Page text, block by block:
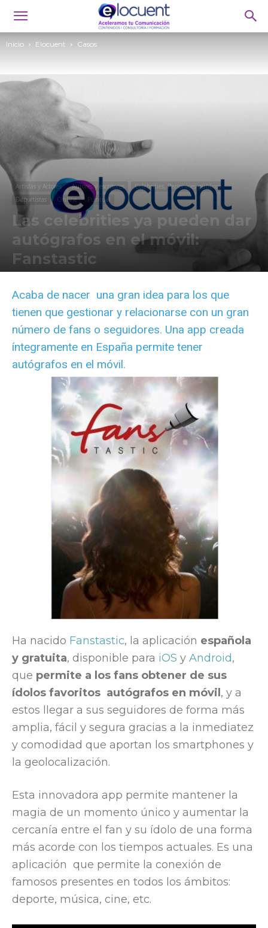
Inicio Elocuent Casos
Artistas y Actores Autores y escritores
Celebrities, Personajes públicos
Deportistas
Online Puntual
Las celebrities ya pueden dar
autógrafos en el móvil:
Fanstastic
Acaba de nacer una gran idea para los que
tienen que gestionar y relacionarse con un gran
número de fans o seguidores. Una app creada
íntegramente en España permite tener
autógrafos en el móvil.
Ha nacido Fanstastic, la aplicación española
y gratuita, disponible para iOS y Android,
que permite a los fans obtener de sus
ídolos favoritos autógrafos en móvil , y a
estos llegar a sus seguidores de forma más
amplia, fácil y segura gracias a la inmediatez
y comodidad que aportan los smartphones y
la geolocalización.
Esta innovadora app permite mantener la
magia de un momento único y aumentar la
cercanía entre el fan y su ídolo de una forma
más acorde con los tiempos actuales. Es una
aplicación que permite la conexión de
famosos presentes en todos los ámbitos:
deporte, música, cine, etc.